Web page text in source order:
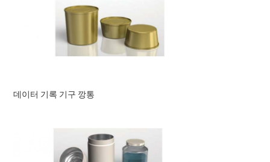
데이터 기록 기구 깡통